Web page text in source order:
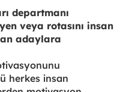
departmanı
veya rotasını insan
adaylara
herkes insan